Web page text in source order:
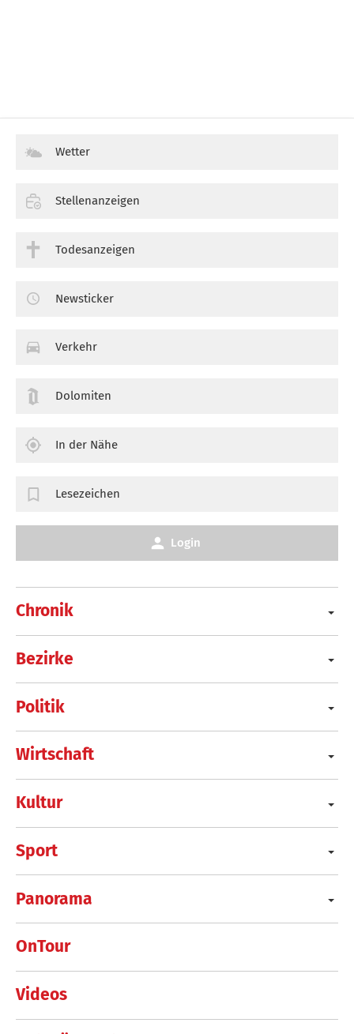
Chronik
Bezirke
Politik
Wirtschaft
Kultur
Sport
Panorama
OnTour
Videos
Wetter
Stellenanzeigen
Todesanzeigen
Newsticker
Verkehr
Dolomiten
In der Nähe
Lesezeichen
Login